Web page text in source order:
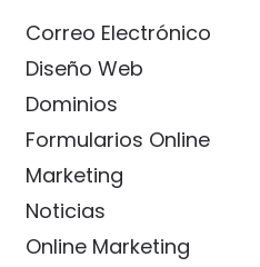
Correo Electrónico
Diseño Web
Dominios
Formularios Online
Marketing
Noticias
Online Marketing